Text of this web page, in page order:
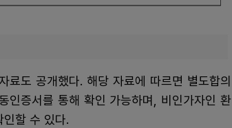
료도 공개했다. 해당 자료에 따르면 별도합의
인증서를 통해 확인 가능하며, 비인가자인 환
인할 수 있다.